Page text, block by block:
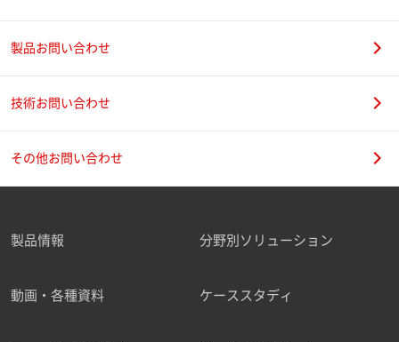
ご勤務先
製品お問い合わせ
技術お問い合わせ
その他お問い合わせ
製品情報 分野別ソリューション
動画・各種資料 ケーススタディ